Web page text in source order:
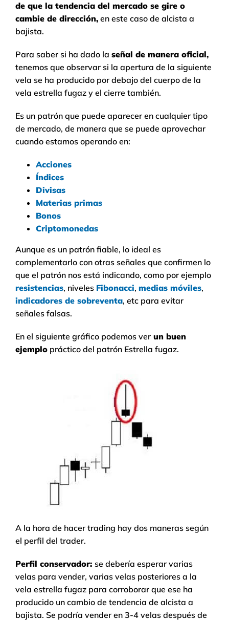
de que la tendencia del mercado se gire o
cambie de dirección, en este caso de alcista a
bajista.
Para saber si ha dado la señal de manera oficial,
tenemos que observar si la apertura de la siguiente
vela se ha producido por debajo del cuerpo de la
vela estrella fugaz y el cierre también.
Es un patrón que puede aparecer en cualquier tipo
de mercado, de manera que se puede aprovechar
cuando estamos operando en:
Acciones
Índices
Divisas
Materias primas
Bonos
Criptomonedas
Aunque es un patrón fiable, lo ideal es
complementarlo con otras señales que confirmen lo
que el patrón nos está indicando, como por ejemplo
resistencias, niveles Fibonacci, medias móviles,
indicadores de sobreventa, etc para evitar
señales falsas.
En el siguiente gráfico podemos ver un buen
ejemplo práctico del patrón Estrella fugaz.
A la hora de hacer trading hay dos maneras según
el perfil del trader.
Perfil conservador: se debería esperar varias
velas para vender, varias velas posteriores a la
vela estrella fugaz para corroborar que ese ha
producido un cambio de tendencia de alcista a
bajista. Se podría vender en 3-4 velas después de